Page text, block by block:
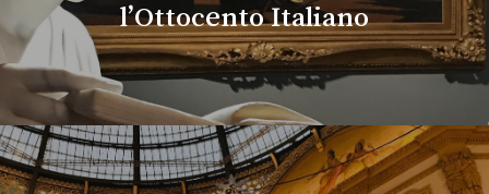
l’Ottocento Italiano